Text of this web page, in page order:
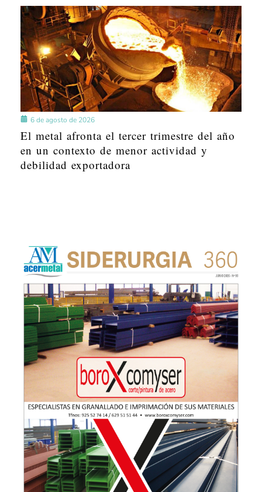
6 de agosto de 2026
El metal afronta el tercer trimestre del año
en un contexto de menor actividad y
debilidad exportadora